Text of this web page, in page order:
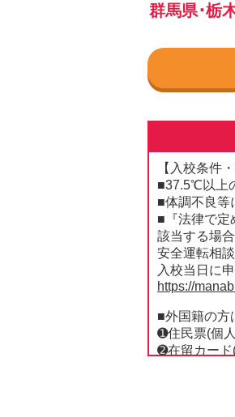
群馬県･栃
【入校条件
■37.5℃以上
■体調不良等
■『法律で定
該当する場
安全運転相
入校当日に
https://
■外国籍の方
➊住民票(個
➋在留カード